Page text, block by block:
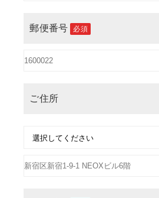
郵便番号 必須
ご住所